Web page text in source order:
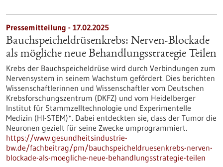
Pressemitteilung - 17.02.2025
Bauchspeicheldrüsenkrebs: Nerven-Blockade
als mögliche neue Behandlungsstrategie Teilen
Krebs der Bauchspeicheldrüse wird durch Verbindungen zum
Nervensystem in seinem Wachstum gefördert. Dies berichten
Wissenschaftlerinnen und Wissenschaftler vom Deutschen
Krebsforschungszentrum (DKFZ) und vom Heidelberger
Institut für Stammzelltechnologie und Experimentelle
Medizin (HI-STEM)*. Dabei entdeckten sie, dass der Tumor die
Neuronen gezielt für seine Zwecke umprogrammiert.
https://www.gesundheitsindustrie-
bw.de/fachbeitrag/pm/bauchspeicheldruesenkrebs-nerven-
blockade-als-moegliche-neue-behandlungsstrategie-teilen